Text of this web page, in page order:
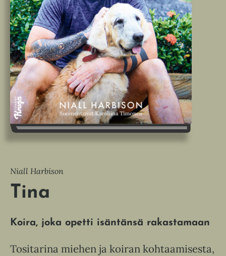
Niall Harbison
Tina
Koira, joka opetti isäntänsä rakastamaan
Tositarina miehen ja koiran kohtaamisesta,